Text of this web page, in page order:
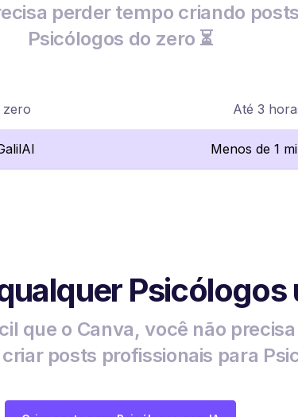
perder tempo criando
Psicólogos do zero ⏳
zero Até 3
Menos de 1
Psicólogos
que o Canva, você não
posts profissionais para